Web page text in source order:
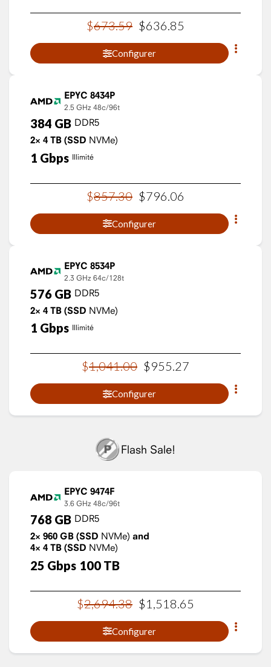
$673.59 $636.85
Configurer
EPYC 8434P
2.5 GHz 48c/96t
384 GB DDR5
2× 4 TB (SSD NVMe)
1 Gbps Illimité
$857.30 $796 06
Configurer
EPYC 8534P
2.3 GHz 64c/128t
576 GB DDR5
2× 4 TB (SSD NVMe)
1 Gbps Illimité
$1,041.00 $955.27
Configurer
Flash Sale!
EPYC 9474F
3.6 GHz 48c/96t
768 GB DDR5
2× 960 GB (SSD NVMe) and
4× 4 TB (SSD NVMe)
25 Gbps 100 TB
$2,694.38 $1,518 65
Configurer